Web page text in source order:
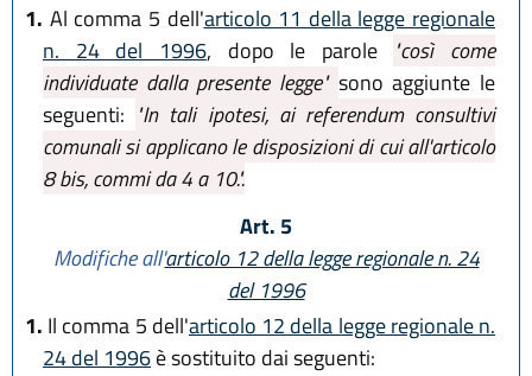
1. Al comma 5 dell'articolo 11 della legge regionale
n. 24 del 1996, dopo le parole
"così come
individuate dalla presente legge" sono aggiunte le
seguenti: "In tali ipotesi, ai referendum consultivi
comunali si applicano le disposizioni di cui all'articolo
8 bis, commi da 4 a 10.".
Art. 5
Modifiche all'articolo 12 della legge regionale n. 24
del 1996
1. Il comma 5 dell'articolo 12 della legge regionale n.
24 del 1996è sostituito dai seguenti: